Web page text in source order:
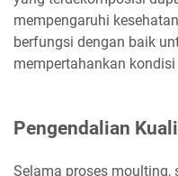
mempengaruhi
berfungsi dengan baik
mempertahankan
Pengendalian
Selama proses moulting,